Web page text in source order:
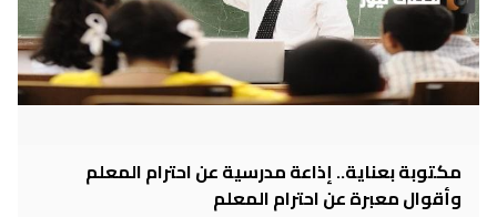
مكتوبة بعناية.. إذاعة مدرسية عن احترام المعلم
وأقوال معبرة عن احترام المعلم